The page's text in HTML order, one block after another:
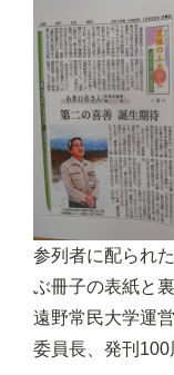
参列者に配られ
ぶ冊子の表紙と
遠野常民大学運
委員長、発刊